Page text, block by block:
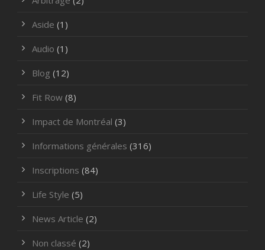
Aside (1)
Audio (1)
Blog (12)
Fit Row (8)
Impact de Montréal (3)
Informations générales (316)
Inscriptions (84)
Life Style (5)
News Article (2)
Non classé (2)